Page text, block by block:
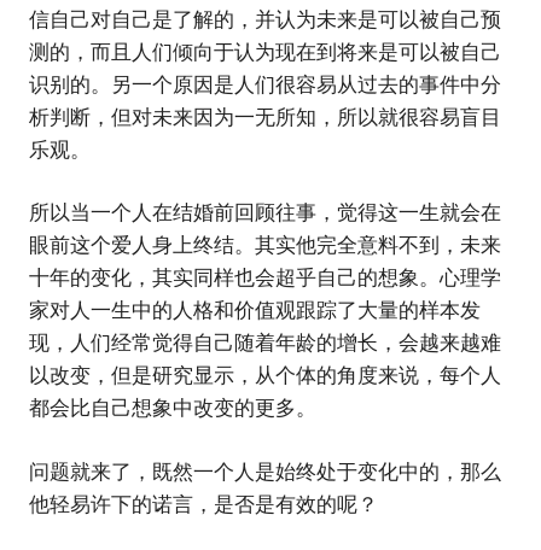
信自己对自己是了解的，并认为未来是可以被自己预
测的，而且人们倾向于认为现在到将来是可以被自己
识别的。另一个原因是人们很容易从过去的事件中分
析判断，但对未来因为一无所知，所以就很容易盲目
乐观。
所以当一个人在结婚前回顾往事，觉得这一生就会在
眼前这个爱人身上终结。其实他完全意料不到，未来
十年的变化，其实同样也会超乎自己的想象。心理学
家对人一生中的人格和价值观跟踪了大量的样本发
现，人们经常觉得自己随着年龄的增长，会越来越难
以改变，但是研究显示，从个体的角度来说，每个人
都会比自己想象中改变的更多。
问题就来了，既然一个人是始终处于变化中的，那么
他轻易许下的诺言，是否是有效的呢？